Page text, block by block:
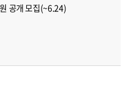
공개 모집(~6.24)